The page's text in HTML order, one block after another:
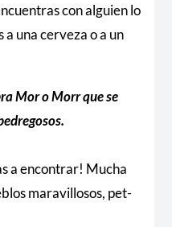
con alguien lo
a una cerveza o a un
Mor o Morr que se
a encontrar! Mucha
maravillosos, pet-